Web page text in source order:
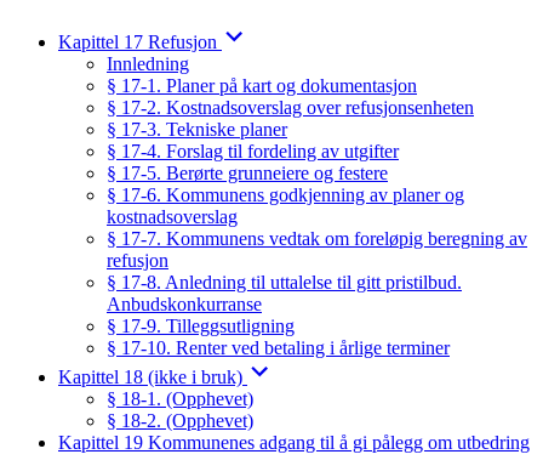
Kapittel 17 Refusjon
Innledning
§ 17-1. Planer på kart og dokumentasjon
§ 17-2. Kostnadsoverslag over refusjonsenheten
§ 17-3. Tekniske planer
§ 17-4. Forslag til fordeling av utgifter
§ 17-5. Berørte grunneiere og festere
§ 17-6. Kommunens godkjenning av planer og
kostnadsoverslag
§ 17-7. Kommunens vedtak om foreløpig beregning av
refusjon
§ 17-8. Anledning til uttalelse til gitt pristilbud.
Anbudskonkurranse
§ 17-9. Tilleggsutligning
§ 17-10. Renter ved betaling i årlige terminer
Kapittel 18 (ikke i bruk)
§ 18-1. (Opphevet)
§ 18-2. (Opphevet)
Kapittel 19 Kommunenes adgang til å gi pålegg om utbedring